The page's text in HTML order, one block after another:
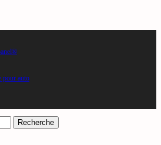
pour auto